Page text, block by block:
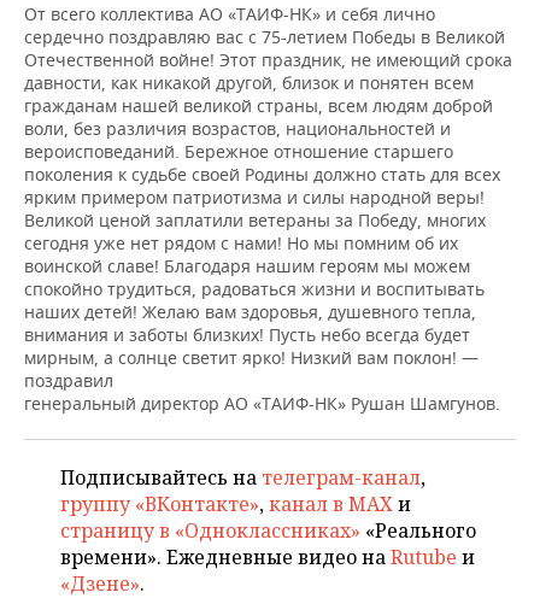
ONLINE-КОНФЕРЕНЦИИ
ОТКРЫТАЯ ЛЕКЦИЯ
ХОККЕЙ
БАСКЕТБОЛ
ВОЛЕЙБОЛ
КИБЕРСПОРТ
ФИГУРНОЕ КАТАНИЕ
ВОДНЫЕ ВИДЫ СПОРТА
ХОККЕЙ С МЯЧОМ
ВЛАСТЬ
ИНФРАСТРУКТУРА
ИСТОРИЯ
КУЛЬТУРА
МЕДИЦИНА
ОБРАЗОВАНИЕ
ПРОИСШЕСТВИЯ
СЮЖЕТЫ
СПРАВОЧНИК
СПИСОК ПЕРСОН
СПИСОК КОМПАНИЙ
ПОЛНАЯ ВЕРСИЯ
От всего коллектива АО «ТАИФ-НК» и себя лично
сердечно поздравляю вас с 75-летием Победы в Великой
Отечественной войне! Этот праздник, не имеющий срока
давности, как никакой другой, близок и понятен всем
гражданам нашей великой страны, всем людям доброй
воли, без различия возрастов, национальностей и
вероисповеданий. Бережное отношение старшего
поколения к судьбе своей Родины должно стать для всех
ярким примером патриотизма и силы народной веры!
Великой ценой заплатили ветераны за Победу, многих
сегодня уже нет рядом с нами! Но мы помним об их
воинской славе! Благодаря нашим героям мы можем
спокойно трудиться, радоваться жизни и воспитывать
наших детей! Желаю вам здоровья, душевного тепла,
внимания и заботы близких! Пусть небо всегда будет
мирным, а солнце светит ярко! Низкий вам поклон! —
поздравил
генеральный директор АО «ТАИФ-НК» Рушан Шамгунов.
Подписывайтесь на телеграм-канал,
группу «ВКонтакте»,канал в MAXи
страницу в «Одноклассниках» «Реального
времени». Ежедневные видео наRutube и
«Дзене».